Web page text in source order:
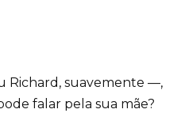
suavemente —,
falar pela sua mãe?